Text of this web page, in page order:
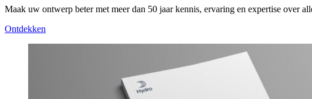
Maak uw ontwerp beter met meer dan 50 jaar kennis, ervaring en expertise over
Ontdekken